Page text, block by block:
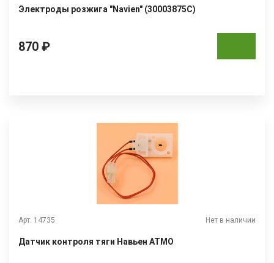
Электроды розжига "Navien" (30003875С)
870 ₽
Арт. 14735 Нет в наличии
Датчик контроля тяги Навьен АТМО